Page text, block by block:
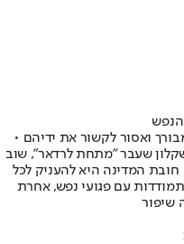
הנפש
ואסור לקשור את ידיהם •
שעבר "מתחת לרדאר", שוב
המדינה היא להעניק לכל
עם פגועי נפש, אחרת
שיפור